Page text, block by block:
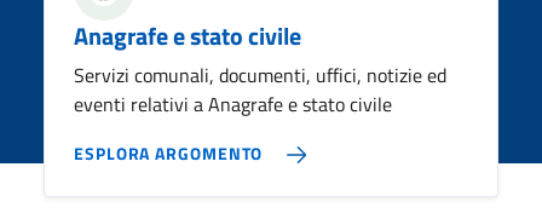
Anagrafe e stato civile
Servizi comunali, documenti, uffici, notizie ed
eventi relativi a Anagrafe e stato civile
ESPLORA ARGOMENTO